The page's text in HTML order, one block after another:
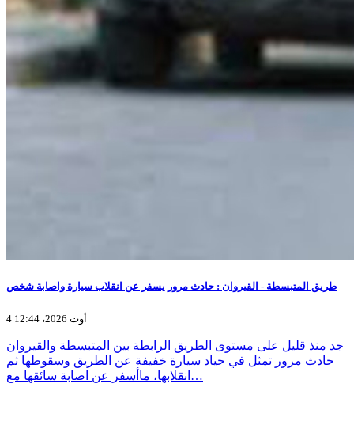
طريق المتبسطة - القيروان : حادث مرور يسفر عن انقلاب سيارة واصابة شخص
4 أوت 2026، 12:44
جد منذ قليل على مستوى الطريق الرابطة بين المتبسطة والقيروان
حادث مرور تمثل في حياد سيارة خفيفة عن الطريق وسقوطها ثم
انقلابها، ماأسفر عن اصابة سائقها مع…